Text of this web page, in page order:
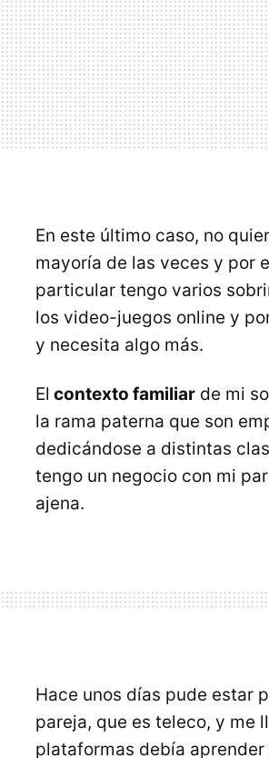
En este último caso, no
mayoría de las veces y por
particular tengo varios
los video-juegos online y
y necesita algo más.
El contexto familiar de mi
la rama paterna que son
dedicándose a distintas
tengo un negocio con mi
ajena.
Hace unos días pude estar
pareja, que es teleco, y me
plataformas debía